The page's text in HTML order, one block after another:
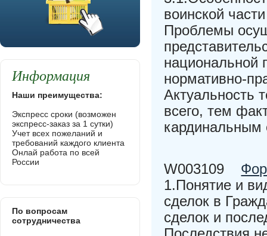
воинской
Проблемы
национальной
нормативно-
Актуальность
всего, тем
кардинальным
W003109
1.Понятие и
сделок в
сделок и
Информация
Наши преимущества:
Экспресс сроки (возможен
экспресс-заказ за 1 сутки)
Учет всех пожеланий и
требований каждого клиента
Онлай работа по всей
России
По вопросам
сотрудничества